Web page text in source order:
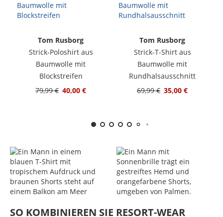
Tom Rusborg
Strick-Poloshirt aus
Baumwolle mit
Blockstreifen
79,99 € 40,00 €
Tom Rusborg
Strick-T-Shirt aus
Baumwolle mit
Rundhalsausschnitt
69,99 € 35,00 €
SO KOMBINIEREN SIE RESORT-WEAR